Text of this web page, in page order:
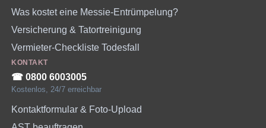
Was kostet eine Messie-Entrümpelung?
Versicherung & Tatortreinigung
Vermieter-Checkliste Todesfall
KONTAKT
☎︎ 0800 6003005
Kostenlos, 24/7 erreichbar
Kontaktformular & Foto-Upload